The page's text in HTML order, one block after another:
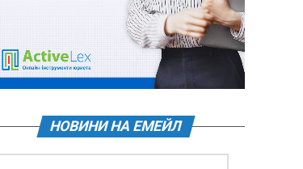
НОВИНИ НА ЕМЕЙЛ